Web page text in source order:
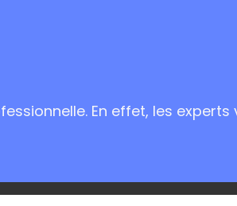
En effet, les experts